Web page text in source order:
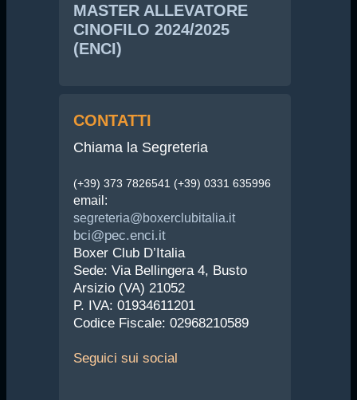
MASTER ALLEVATORE
CINOFILO 2024/2025
(ENCI)
CONTATTI
Chiama la Segreteria
(+39) 373 7826541 (+39) 0331 635996
email:
segreteria@boxerclubitalia.it
bci@pec.enci.it
Boxer Club D’Italia
Sede: Via Bellingera 4, Busto
Arsizio (VA) 21052
P. IVA: 01934611201
Codice Fiscale: 02968210589
Seguici sui social